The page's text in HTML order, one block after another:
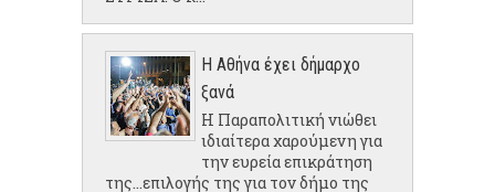
Η Αθήνα έχει δήμαρχο
ξανά
Η Παραπολιτική νιώθει
ιδιαίτερα χαρούμενη για
την ευρεία επικράτηση
της...επιλογής της για τον δήμο της